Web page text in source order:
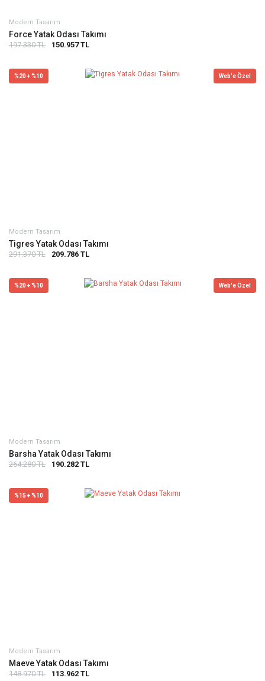
Modern Tasarım
Force Yatak Odası Takımı
197.330 TL 150.957 TL
%20 + %10 Web'e Özel
Modern Tasarım
Tigres Yatak Odası Takımı
291.370 TL 209.786 TL
%20 + %10 Web'e Özel
Modern Tasarım
Barsha Yatak Odası Takımı
264.280 TL 190.282 TL
%15 + %10
Modern Tasarım
Maeve Yatak Odası Takımı
148.970 TL 113.962 TL